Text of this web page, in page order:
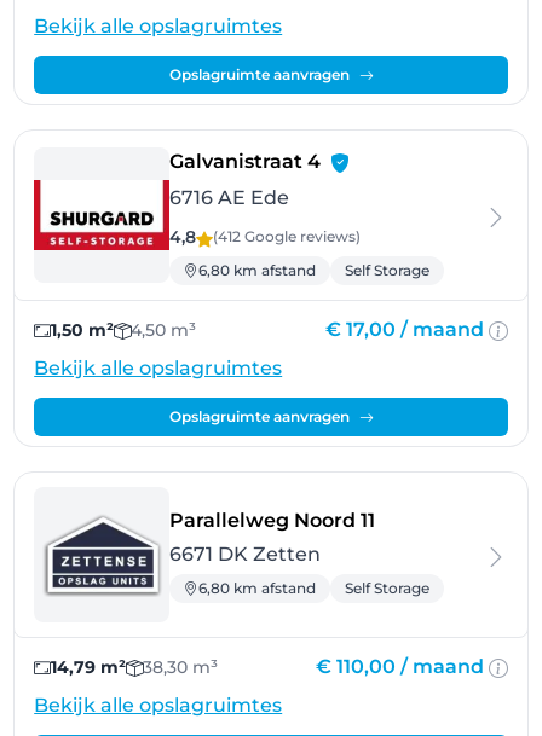
Bekijk alle opslagruimtes
Opslagruimte aanvragen
Galvanistraat 4- Ede
6716 AE Ede
4,8 (412 Google reviews)
6,80 km afstand
Self Storage
1,50 m² 4,50 m³ € 17,00 / maand
Bekijk alle opslagruimtes
Opslagruimte aanvragen
Parallelweg Noord 11
6671 DK Zetten
6,80 km afstand Self Storage
14,79 m² 38,30 m³ € 110,00 / maand
Bekijk alle opslagruimtes